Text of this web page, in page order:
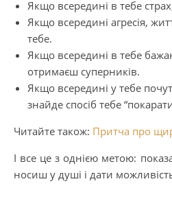
Якщо всередині в тебе
Якщо всередині агресія,
тебе.
Якщо всередині в тебе
отримаєш суперників.
Якщо всередині у тебе
знайде спосіб тебе
Читайте також: Притча про
І все це з однією метою:
носиш у душі і дати